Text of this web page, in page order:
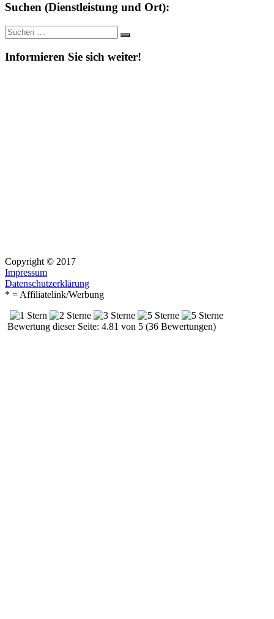
Suchen (Dienstleistung und Ort):
Suche
nach:
Suchen
Informieren Sie sich weiter!
Copyright © 2017
Impressum
Datenschutzerklärung
* = Affiliatelink/Werbung
Bewertung dieser Seite: 4.81 von 5 (36 Bewertungen)